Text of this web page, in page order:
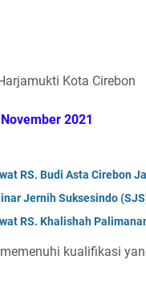
Kota Cirebon
2021
RS. Budi Asta Cirebon
Jernih Suksesindo
RS. Khalishah
kualifikasi